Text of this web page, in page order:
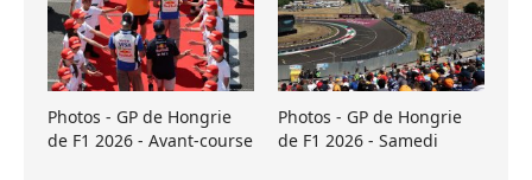
Photos - GP de Hongrie
de F1 2026 - Avant-course
Photos - GP de Hongrie
de F1 2026 - Samedi